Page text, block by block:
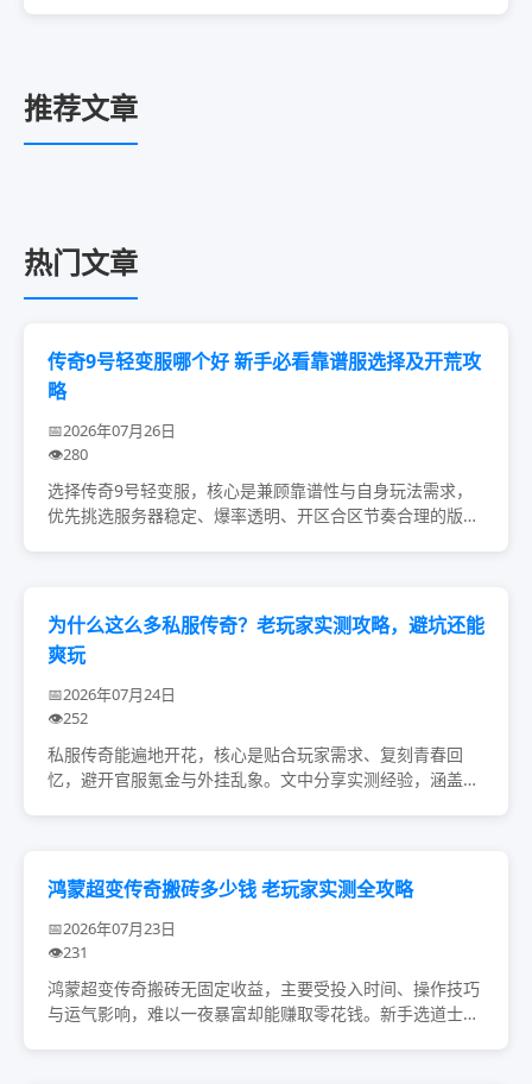
推荐文章
热门文章
传奇9号轻变服哪个好 新手必看靠谱服选择及开荒攻
略
2026年07月26日
280
选择传奇9号轻变服，核心是兼顾靠谱性与自身玩法需求，
优先挑选服务器稳定、爆率透明、开区合区节奏合理的版
为什么这么多私服传奇？老玩家实测攻略，避坑还能
爽玩
2026年07月24日
252
私服传奇能遍地开花，核心是贴合玩家需求、复刻青春回
忆，避开官服氪金与外挂乱象。文中分享实测经验，涵盖私
鸿蒙超变传奇搬砖多少钱 老玩家实测全攻略
2026年07月23日
231
鸿蒙超变传奇搬砖无固定收益，主要受投入时间、操作技巧
与运气影响，难以一夜暴富却能赚取零花钱。新手选道士职